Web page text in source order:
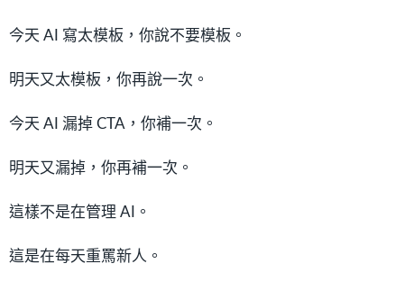
今天 AI 寫太模板，你說不要模板。
明天又太模板，你再說一次。
今天 AI 漏掉 CTA，你補一次。
明天又漏掉，你再補一次。
這樣不是在管理 AI。
這是在每天重罵新人。